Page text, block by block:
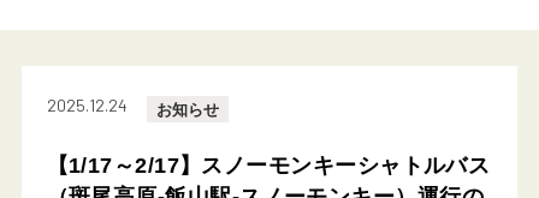
2025.12.24 お知らせ
【1/17～2/17】スノーモンキーシャトルバス